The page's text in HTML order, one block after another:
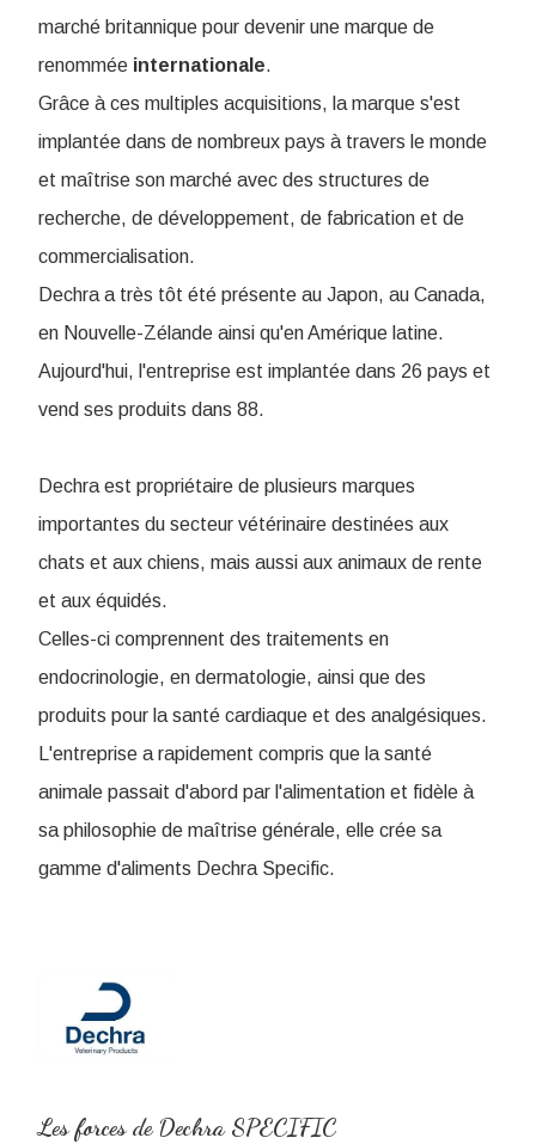
marché britannique pour devenir une marque de
renommée internationale.
Grâce à ces multiples acquisitions, la marque s'est
implantée dans de nombreux pays à travers le monde
et maîtrise son marché avec des structures de
recherche, de développement, de fabrication et de
commercialisation.
Dechra a très tôt été présente au Japon, au Canada,
en Nouvelle-Zélande ainsi qu'en Amérique latine.
Aujourd'hui, l'entreprise est implantée dans 26 pays et
vend ses produits dans 88.
Dechra est propriétaire de plusieurs marques
importantes du secteur vétérinaire destinées aux
chats et aux chiens, mais aussi aux animaux de rente
et aux équidés.
Celles-ci comprennent des traitements en
endocrinologie, en dermatologie, ainsi que des
produits pour la santé cardiaque et des analgésiques.
L'entreprise a rapidement compris que la santé
animale passait d'abord par l'alimentation et fidèle à
sa philosophie de maîtrise générale, elle crée sa
gamme d'aliments Dechra Specific.
Les forces de Dechra SPECIFIC